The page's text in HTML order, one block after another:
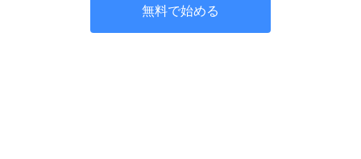
無料で始める